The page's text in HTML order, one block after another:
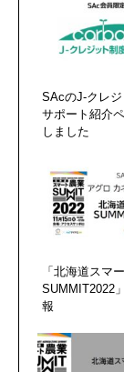
SAcのJ-クレ
サポート紹介
しました
「北海道スマ
SUMMIT2022
報